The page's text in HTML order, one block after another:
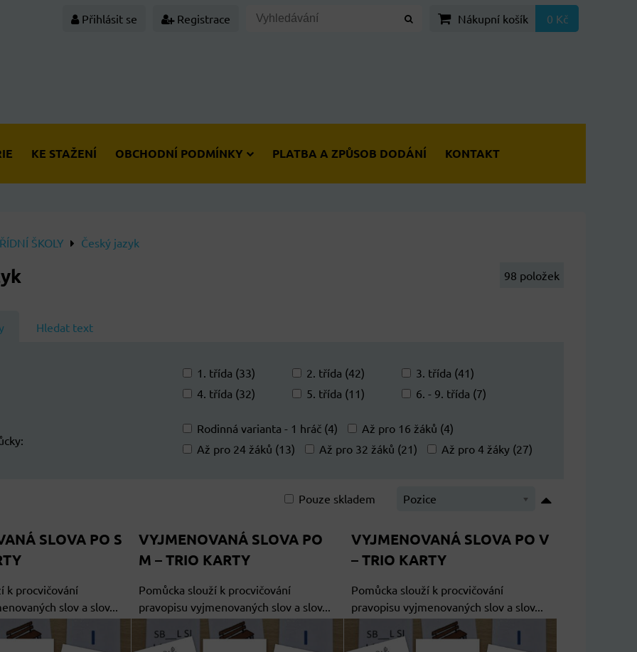
Přihlásit se Registrace Nákupní košík 0 Kč
KE STAŽENÍ OBCHODNÍ PODMÍNKY PLATBA A ZPŮSOB DODÁNÍ KONTAKT
ŠKOLY Český jazyk
98 položek
Hledat text
1. třída (33) 2. třída (42)
3. třída (41)
4. třída (32)
5. třída (11) 6. - 9. třída (7)
Rodinná varianta - 1 hráč (4)
Až pro 16 žáků (4)
Až pro 24 žáků (13)
Až pro 32 žáků (21) Až pro 4 žáky (27)
Pozice
Pouze skladem
SLOVA PO S
k procvičování
slov a slov...
VYJMENOVANÁ SLOVA PO
M – TRIO KARTY
Pomůcka slouží k procvičování
pravopisu vyjmenovaných slov a slov...
VYJMENOVANÁ SLOVA PO V
– TRIO KARTY
Pomůcka slouží k procvičování
pravopisu vyjmenovaných slov a slov...